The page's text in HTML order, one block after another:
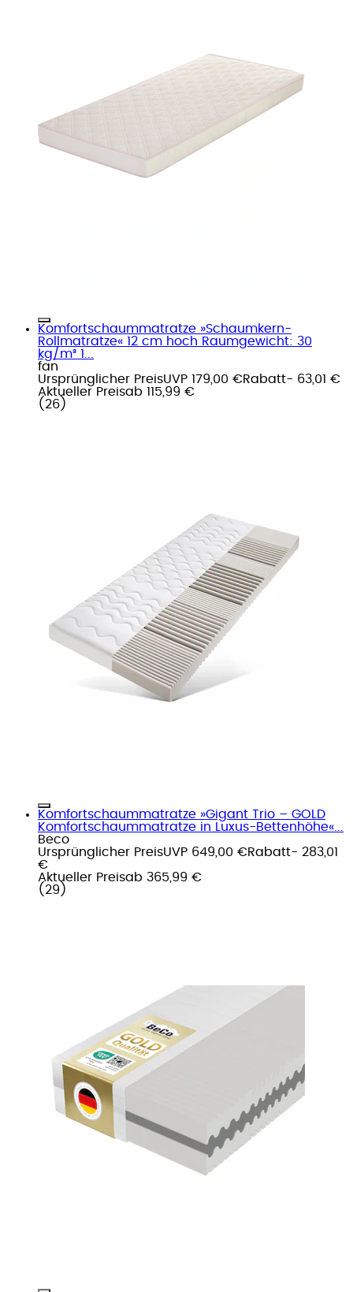
Komfortschaummatratze »Schaumkern-
Rollmatratze« 12 cm hoch Raumgewicht: 30
kg/m³ 1...
fan
Ursprünglicher PreisUVP 179,00 €Rabatt- 63,01 €
Aktueller Preisab 115,99 €
( 26 )
Komfortschaummatratze »Gigant Trio – GOLD
Komfortschaummatratze in Luxus-Bettenhöhe«...
Beco
Ursprünglicher PreisUVP 649,00 €Rabatt- 283,01
€
Aktueller Preisab 365,99 €
( 29 )